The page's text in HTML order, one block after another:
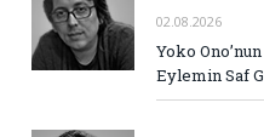
02.08.2026
Yoko
Eylemin Saf